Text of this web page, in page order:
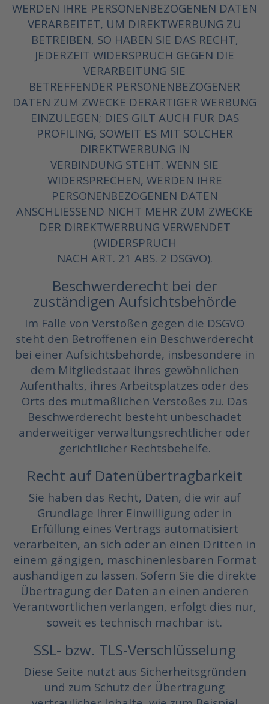
WERDEN IHRE PERSONENBEZOGENEN DATEN
VERARBEITET, UM DIREKTWERBUNG ZU
BETREIBEN, SO HABEN SIE DAS RECHT,
JEDERZEIT WIDERSPRUCH GEGEN DIE
VERARBEITUNG SIE
BETREFFENDER PERSONENBEZOGENER
DATEN ZUM ZWECKE DERARTIGER WERBUNG
EINZULEGEN; DIES GILT AUCH FÜR DAS
PROFILING, SOWEIT ES MIT SOLCHER
DIREKTWERBUNG IN
VERBINDUNG STEHT. WENN SIE
WIDERSPRECHEN, WERDEN IHRE
PERSONENBEZOGENEN DATEN
ANSCHLIESSEND NICHT MEHR ZUM ZWECKE
DER DIREKTWERBUNG VERWENDET
(WIDERSPRUCH
NACH ART. 21 ABS. 2 DSGVO).
Beschwerderecht bei der
zuständigen Aufsichtsbehörde
Im Falle von Verstößen gegen die DSGVO
steht den Betroffenen ein Beschwerderecht
bei einer Aufsichtsbehörde, insbesondere in
dem Mitgliedstaat ihres gewöhnlichen
Aufenthalts, ihres Arbeitsplatzes oder des
Orts des mutmaßlichen Verstoßes zu. Das
Beschwerderecht besteht unbeschadet
anderweitiger verwaltungsrechtlicher oder
gerichtlicher Rechtsbehelfe.
Recht auf Datenübertragbarkeit
Sie haben das Recht, Daten, die wir auf
Grundlage Ihrer Einwilligung oder in
Erfüllung eines Vertrags automatisiert
verarbeiten, an sich oder an einen Dritten in
einem gängigen, maschinenlesbaren Format
aushändigen zu lassen. Sofern Sie die direkte
Übertragung der Daten an einen anderen
Verantwortlichen verlangen, erfolgt dies nur,
soweit es technisch machbar ist.
SSL- bzw. TLS-Verschlüsselung
Diese Seite nutzt aus Sicherheitsgründen
und zum Schutz der Übertragung